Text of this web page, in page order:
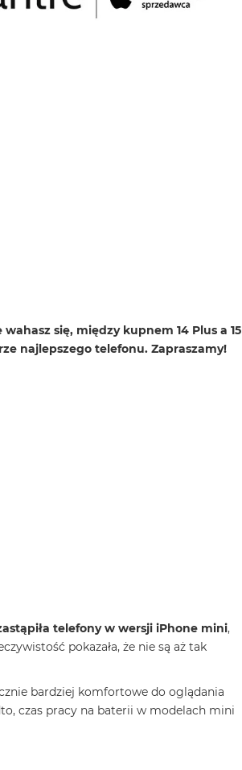
się, między kupnem 14 Plus a 15
najlepszego telefonu. Zapraszamy!
telefony w wersji iPhone mini,
pokazała, że nie są aż tak
bardziej komfortowe do oglądania
czas pracy na baterii w modelach mini